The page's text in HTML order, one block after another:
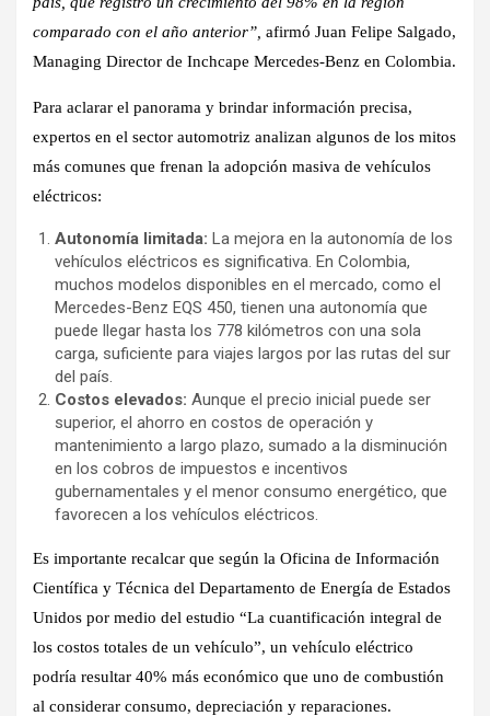
comparado con el año anterior”, afirmó Juan Felipe Salgado,
Managing Director de Inchcape Mercedes-Benz en Colombia.
Para aclarar el panorama y brindar información precisa,
expertos en el sector automotriz analizan algunos de los mitos
más comunes que frenan la adopción masiva de vehículos
eléctricos:
Autonomía limitada: La mejora en la autonomía de los
vehículos eléctricos es significativa. En Colombia,
muchos modelos disponibles en el mercado, como el
Mercedes-Benz EQS 450, tienen una autonomía que
puede llegar hasta los 778 kilómetros con una sola
carga, suficiente para viajes largos por las rutas del sur
del país.
Costos elevados: Aunque el precio inicial puede ser
superior, el ahorro en costos de operación y
mantenimiento a largo plazo, sumado a la disminución
en los cobros de impuestos e incentivos
gubernamentales y el menor consumo energético, que
favorecen a los vehículos eléctricos.
Es importante recalcar que según la Oficina de Información
Científica y Técnica del Departamento de Energía de Estados
Unidos por medio del estudio “La cuantificación integral de
los costos totales de un vehículo”, un vehículo eléctrico
podría resultar 40% más económico que uno de combustión
al considerar consumo, depreciación y reparaciones.